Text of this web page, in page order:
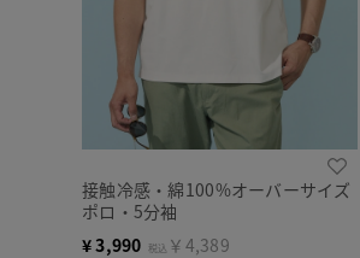
接触冷感・綿100%オーバーサイズ
ポロ・5分袖
¥3,990 税込 ￥4,389